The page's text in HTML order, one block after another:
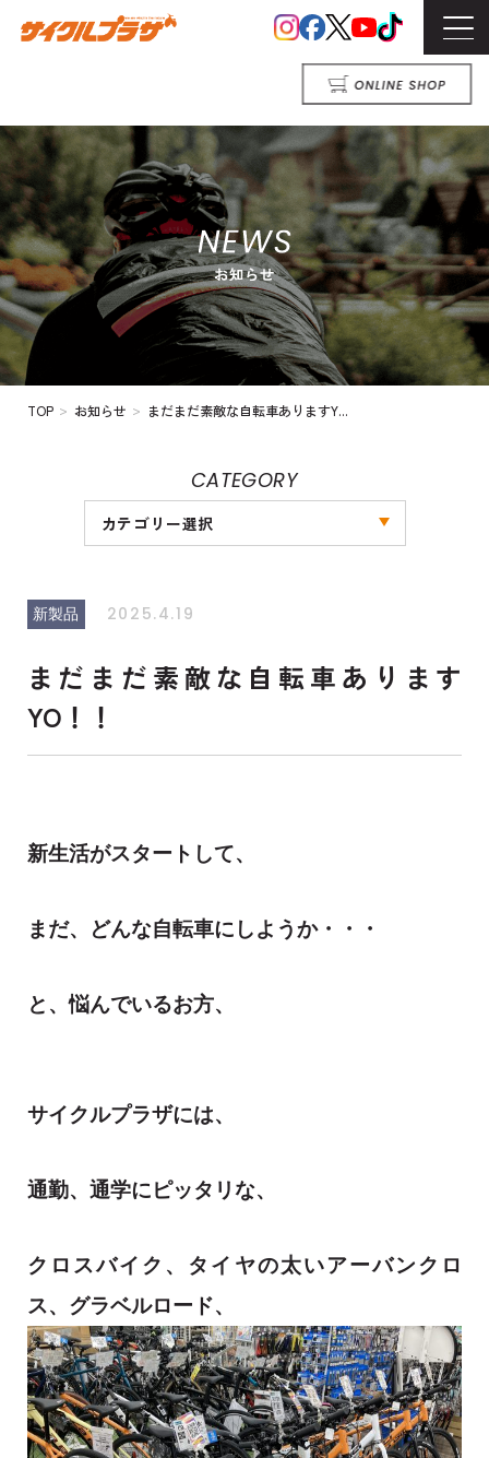
TOP > お知らせ > まだまだ素敵な自転車ありますY...
CATEGORY
カテゴリー選択
新製品 2025.4.19
まだまだ素敵な自転車あります
YO！！
新生活がスタートして、
まだ、どんな自転車にしようか・・・
と、悩んでいるお方、
サイクルプラザには、
通勤、通学にピッタリな、
クロスバイク、タイヤの太いアーバンクロ
ス、グラベルロード、